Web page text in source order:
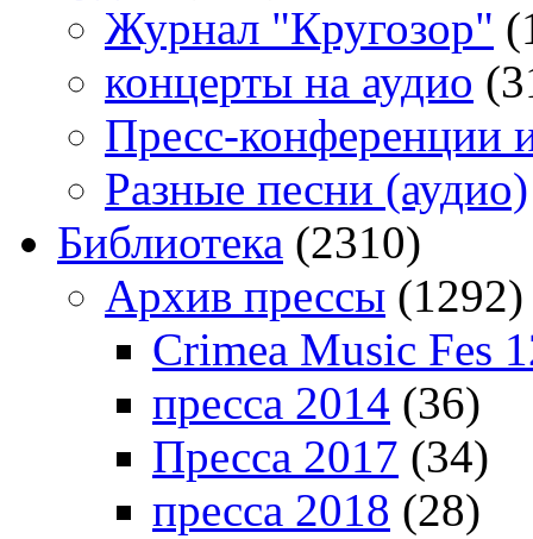
Журнал "Кругозор"
концерты на аудио
Пресс-конференции
Разные песни (аудио)
Библиотека (2310)
Архив прессы (1292)
Crimea Music Fes
пресса 2014 (36)
Пресса 2017 (34)
пресса 2018 (28)